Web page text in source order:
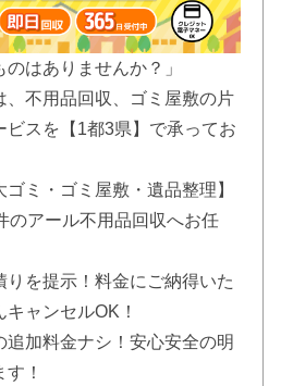
のはありませんか？」
、不用品回収、ゴミ屋敷の片
ビスを【1都3県】で承ってお
ミ・ゴミ屋敷・遺品整理】
のアール不用品回収へお任
を提示！料金にご納得いた
ャンセルOK！
加料金ナシ！安心安全の明
！